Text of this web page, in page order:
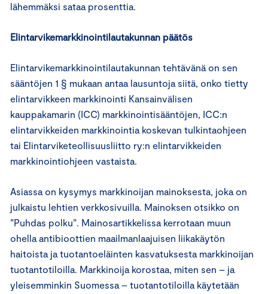
lähemmäksi sataa prosenttia.
Elintarvikemarkkinointilautakunnan päätös
Elintarvikemarkkinointilautakunnan tehtävänä on sen
sääntöjen 1 § mukaan antaa lausuntoja siitä, onko tietty
elintarvikkeen markkinointi Kansainvälisen
kauppakamarin (ICC) markkinointisääntöjen, ICC:n
elintarvikkeiden markkinointia koskevan tulkintaohjeen
tai Elintarviketeollisuusliitto ry:n elintarvikkeiden
markkinointiohjeen vastaista.
Asiassa on kysymys markkinoijan mainoksesta, joka on
julkaistu lehtien verkkosivuilla. Mainoksen otsikko on
”Puhdas polku”. Mainosartikkelissa kerrotaan muun
ohella antibioottien maailmanlaajuisen liikakäytön
haitoista ja tuotantoeläinten kasvatuksesta markkinoijan
tuotantotiloilla. Markkinoija korostaa, miten sen – ja
yleisemminkin Suomessa – tuotantotiloilla käytetään